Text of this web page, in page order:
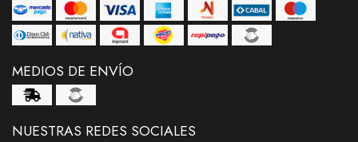
MEDIOS DE ENVÍO
NUESTRAS REDES SOCIALES